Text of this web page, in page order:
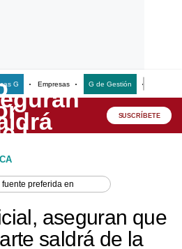
G Empresas G de Gestión
SUSCRÍBETE
fuente preferida en
aseguran que
saldrá de la